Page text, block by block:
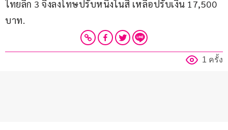
ไทยลีก 3 จึงลงโทษปรับหนึ่งในสี่ เหลือปรับเงิน 17,500
บาท.
1 ครั้ง